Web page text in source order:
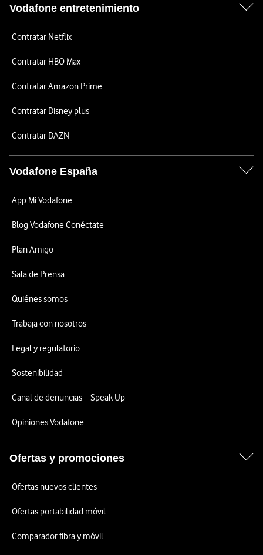
Vodafone entretenimiento
Contratar Netflix
Contratar HBO Max
Contratar Amazon Prime
Contratar Disney plus
Contratar DAZN
Vodafone España
App Mi Vodafone
Blog Vodafone Conéctate
Plan Amigo
Sala de Prensa
Quiénes somos
Trabaja con nosotros
Legal y regulatorio
Sostenibilidad
Canal de denuncias – Speak Up
Opiniones Vodafone
Ofertas y promociones
Ofertas nuevos clientes
Ofertas portabilidad móvil
Comparador fibra y móvil